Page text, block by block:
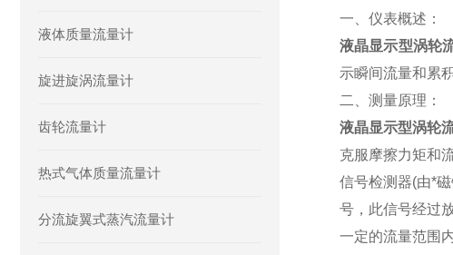
液体质量流量计
旋进旋涡流量计
齿轮流量计
热式气体质量流量计
分流旋翼式蒸汽流量计
一、仪表概述：
液晶显示型涡轮
示瞬间流量和累
二、测量原理：
液晶显示型涡轮
克服摩擦力矩和
信号检测器(由*
号，此信号经过
一定的流量范围